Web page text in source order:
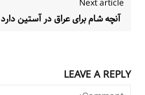
Next article
آنچه شام برای عراق در آستین دارد
LEAVE A REPLY